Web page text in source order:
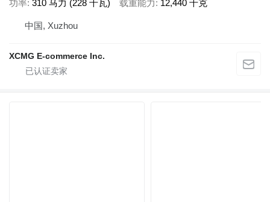
功率 310 马力 (228 千瓦) 载重能力 12,440 千克
中国, Xuzhou
XCMG E-commerce Inc.